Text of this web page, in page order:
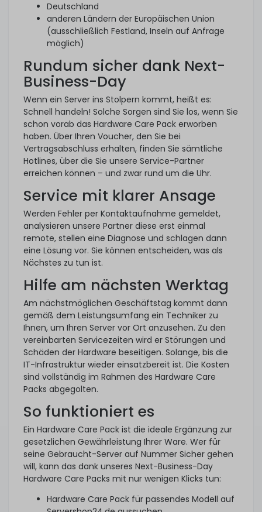
Deutschland
anderen Ländern der Europäischen Union
(ausschließlich Festland, Inseln auf Anfrage
möglich)
Rundum sicher dank Next-
Business-Day
Wenn ein Server ins Stolpern kommt, heißt es:
Schnell handeln! Solche Sorgen sind Sie los, wenn Sie
schon vorab das Hardware Care Pack erworben
haben. Über Ihren Voucher, den Sie bei
Vertragsabschluss erhalten, finden Sie sämtliche
Hotlines, über die Sie unsere Service-Partner
erreichen können – und zwar rund um die Uhr.
Service mit klarer Ansage
Werden Fehler per Kontaktaufnahme gemeldet,
analysieren unsere Partner diese erst einmal
remote, stellen eine Diagnose und schlagen dann
eine Lösung vor. Sie können entscheiden, was als
Nächstes zu tun ist.
Hilfe am nächsten Werktag
Am nächstmöglichen Geschäftstag kommt dann
gemäß dem Leistungsumfang ein Techniker zu
Ihnen, um Ihren Server vor Ort anzusehen. Zu den
vereinbarten Servicezeiten wird er Störungen und
Schäden der Hardware beseitigen. Solange, bis die
IT-Infrastruktur wieder einsatzbereit ist. Die Kosten
sind vollständig im Rahmen des Hardware Care
Packs abgegolten.
So funktioniert es
Ein Hardware Care Pack ist die ideale Ergänzung zur
gesetzlichen Gewährleistung Ihrer Ware. Wer für
seine Gebraucht-Server auf Nummer Sicher gehen
will, kann das dank unseres Next-Business-Day
Hardware Care Packs mit nur wenigen Klicks tun:
Hardware Care Pack für passendes Modell auf